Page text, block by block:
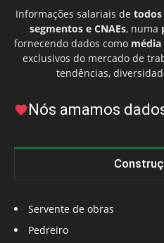
Informações salariais de todos
segmentos e CNAEs, numa
fornecendo dados como média
exclusivos do mercado de
tendências,
Nós amamos
Servente de obras
Pedreiro